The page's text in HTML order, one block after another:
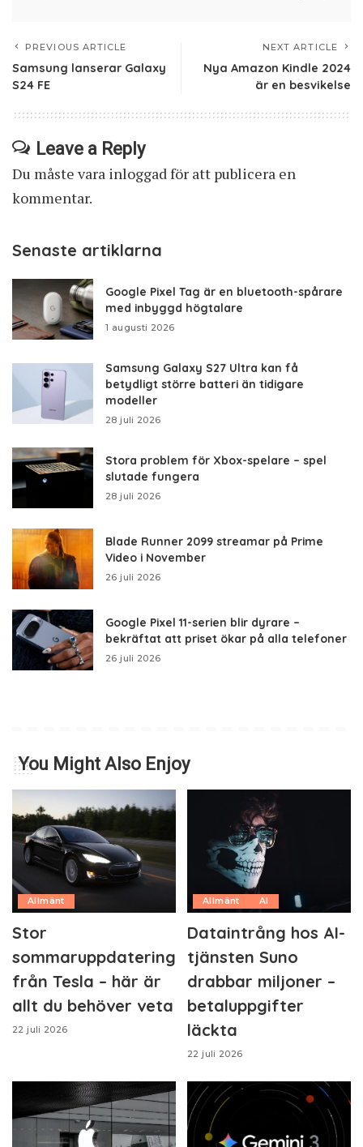
PREVIOUS ARTICLE
Samsung lanserar Galaxy
S24 FE
NEXT ARTICLE
Nya Amazon Kindle 2024
är en besvikelse
Leave a Reply
Du måste vara inloggadför att publicera en
kommentar.
Senaste artiklarna
Google Pixel Tag är en bluetooth-spårare
med inbyggd högtalare
1 augusti 2026
Samsung Galaxy S27 Ultra kan få
betydligt större batteri än tidigare
modeller
28 juli 2026
Stora problem för Xbox-spelare – spel
slutade fungera
28 juli 2026
Blade Runner 2099 streamar på Prime
Video i November
26 juli 2026
Google Pixel 11-serien blir dyrare –
bekräftat att priset ökar på alla telefoner
26 juli 2026
You Might Also Enjoy
Allmänt
Stor
sommaruppdatering
från Tesla – här är
allt du behöver veta
22 juli 2026
Allmänt AI
Dataintrång hos AI-
tjänsten Suno
drabbar miljoner –
betaluppgifter
läckta
22 juli 2026